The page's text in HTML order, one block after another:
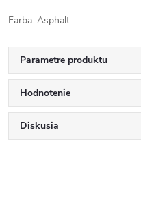
Farba: Asphalt
Parametre produktu
Hodnotenie
Diskusia